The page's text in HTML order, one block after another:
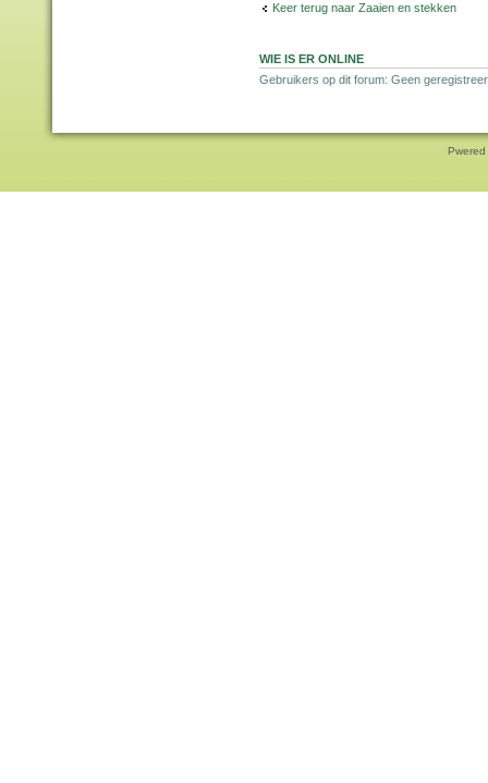
Keer terug naar Zaaien en stekken
WIE IS ER ONLINE
Gebruikers op dit forum: Geen